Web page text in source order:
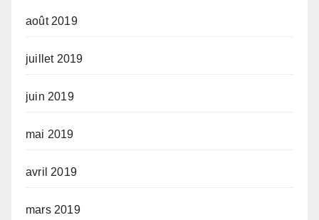
août 2019
juillet 2019
juin 2019
mai 2019
avril 2019
mars 2019